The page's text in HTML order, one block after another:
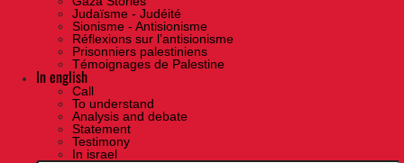
Judaïsme - Judéité
Sionisme - Antisionisme
Réflexions sur l’antisionisme
Prisonniers palestiniens
Témoignages de Palestine
In english
Call
To understand
Analysis and debate
Statement
Testimony
In israel